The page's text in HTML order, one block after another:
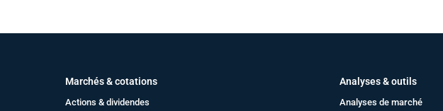
Marchés & cotations
Actions & dividendes
Analyses & outils
Analyses de marché